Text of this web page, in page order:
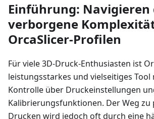
Einführung: Navigieren
verborgene
OrcaSlicer-Profilen
Für viele 3D-Druck-Enthusiasten ist
leistungsstarkes und vielseitiges
Kontrolle über Druckeinstellungen
Kalibrierungsfunktionen. Der Weg zu
Drucken wird jedoch oft durch eine